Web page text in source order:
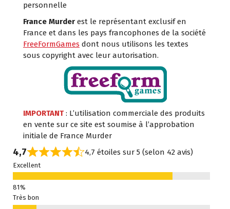
personnelle
France Murder est le représentant exclusif en
France et dans les pays francophones de la société
FreeFormGames dont nous utilisons les textes
sous copyright avec leur autorisation.
IMPORTANT: L’utilisation commerciale des produits
en vente sur ce site est soumise à l’approbation
initiale de France Murder
4,7 4,7 étoiles sur 5 (selon 42 avis)
Excellent
Très bon